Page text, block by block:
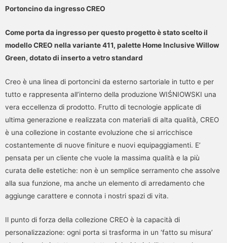
Portoncino da ingresso CREO
Come porta da ingresso per questo progetto è stato scelto il
modello CREO nella variante 411, palette Home Inclusive Willow
Green, dotato di inserto a vetro standard
Creo è una linea di portoncini da esterno sartoriale in tutto e per
tutto e rappresenta all’interno della produzione WIŚNIOWSKI una
vera eccellenza di prodotto. Frutto di tecnologie applicate di
ultima generazione e realizzata con materiali di alta qualità, CREO
è una collezione in costante evoluzione che si arricchisce
costantemente di nuove finiture e nuovi equipaggiamenti. E’
pensata per un cliente che vuole la massima qualità e la più
curata delle estetiche: non è un semplice serramento che assolve
alla sua funzione, ma anche un elemento di arredamento che
aggiunge carattere e connota i nostri spazi di vita.
Il punto di forza della collezione CREO è la capacità di
personalizzazione: ogni porta si trasforma in un ‘fatto su misura’